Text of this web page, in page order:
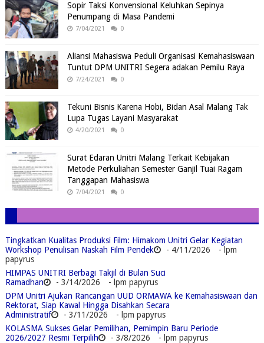
Sopir Taksi Konvensional Keluhkan Sepinya
Penumpang di Masa Pandemi
7/04/2021 0
Aliansi Mahasiswa Peduli Organisasi Kemahasiswaan
Tuntut DPM UNITRI Segera adakan Pemilu Raya
7/24/2021 0
Tekuni Bisnis Karena Hobi, Bidan Asal Malang Tak
Lupa Tugas Layani Masyarakat
4/20/2021 0
Surat Edaran Unitri Malang Terkait Kebijakan
Metode Perkuliahan Semester Ganjil Tuai Ragam
Tanggapan Mahasiswa
7/04/2021 0
Tingkatkan Kualitas Produksi Film: Himakom Unitri Gelar Kegiatan
Workshop Penulisan Naskah Film Pendek
- 4/11/2026
- lpm
papyrus
HIMPAS UNITRI Berbagi Takjil di Bulan Suci
Ramadhan
- 3/14/2026
- lpm papyrus
DPM Unitri Ajukan Rancangan UUD ORMAWA ke Kemahasiswaan dan
Rektorat, Siap Kawal Hingga Disahkan Secara
Administratif
- 3/11/2026
- lpm papyrus
KOLASMA Sukses Gelar Pemilihan, Pemimpin Baru Periode
2026/2027 Resmi Terpilih
- 3/8/2026
- lpm papyrus